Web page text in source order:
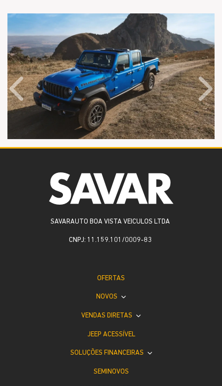
Anterior
SAVARAUTO BOA VISTA VEICULOS LTDA
CNPJ: 11.159.101/0009-83
OFERTAS
NOVOS
VENDAS DIRETAS
JEEP ACESSÍVEL
SOLUÇÕES FINANCEIRAS
SEMINOVOS